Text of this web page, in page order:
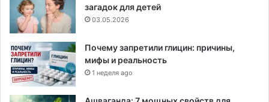
загадок для детей
03.05.2026
Почему запретили глицин: причины,
мифы и реальность
1 неделя ago